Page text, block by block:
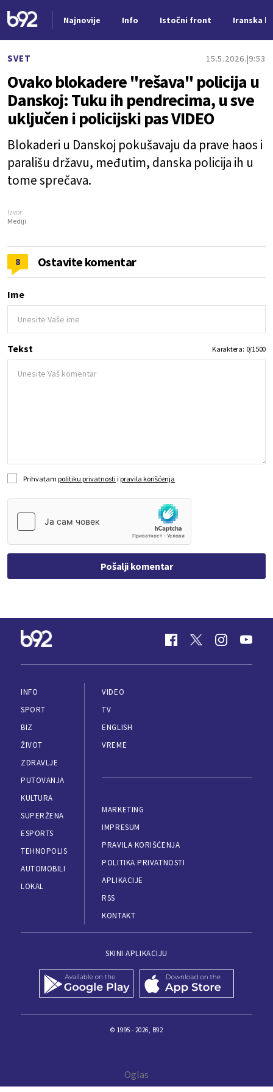
Najnovije Info Istočni front Iranska
SVET 15.5.2026. 9:53
Ovako blokadere "rešava" policija u
Danskoj: Tuku ih pendrecima, u sve
uključen i policijski pas VIDEO
Blokaderi u Danskoj pokušavaju da prave haos i
parališu državu, međutim, danska policija ih u
tome sprečava.
Izvor:
Mediji
8 Ostavite komentar
Ime
Tekst Karaktera: 0/1500
Prihvatam politiku privatnosti i pravila korišćenja
Pošalji komentar
INFO
SPORT
BIZ
ŽIVOT
ZDRAVLJE
PUTOVANJA
KULTURA
SUPERŽENA
ESPORTS
TEHNOPOLIS
AUTOMOBILI
LOKAL
VIDEO
TV
ENGLISH
VREME
MARKETING
IMPRESUM
PRAVILA KORIŠĆENJA
POLITIKA PRIVATNOSTI
APLIKACIJE
RSS
KONTAKT
SKINI APLIKACIJU
© 1995 - 2026, B92